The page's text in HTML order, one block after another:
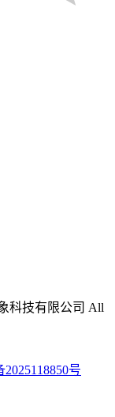
科技有限公司 All
2025118850号